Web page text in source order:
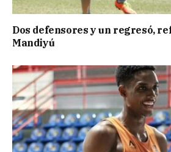
Dos defensores y un regresó,
Mandiyú